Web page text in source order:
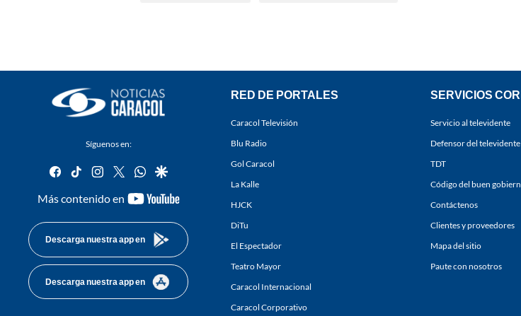
Síguenos en:
facebook
tiktok instagram
twitterwhatsapp
google
Más contenido en
youtube-
Descarga nuestra app en
Descarga nuestra app en
RED DE PORTALES
Caracol Televisión
Blu Radio
Gol Caracol
La Kalle
HJCK
DiTu
El Espectador
Teatro Mayor
Caracol Internacional
Caracol Corporativo
SERVICIOS
Servicio al televidente
Defensor del televidente
TDT
Código del buen
Contáctenos
Clientes y proveedores
Mapa del sitio
Paute con nosotros